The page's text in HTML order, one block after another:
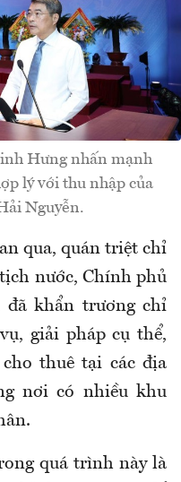
Hưng nhấn mạnh
lý với thu nhập của
Nguyễn.
qua, quán triệt chỉ
nước, Chính phủ
đã khẩn trương chỉ
giải pháp cụ thể,
thuê tại các địa
nơi có nhiều khu
quá trình này là